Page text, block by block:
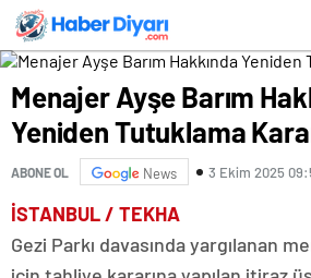
Menajer Ayşe Barım
Yeniden Tutuklama
ABONE OL News 3 Ekim 2025
İSTANBUL / TEKHA
Gezi Parkı davasında yargılanan